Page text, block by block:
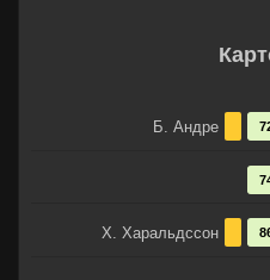
Б. Андре
Х. Харальдссон